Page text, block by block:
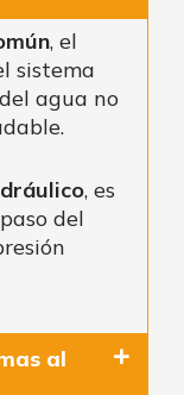
, el
sistema
agua no
, es
del
al